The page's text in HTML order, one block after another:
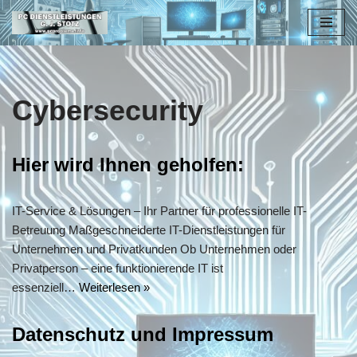
Zum
Inhalt
springen
Cybersecurity
Hier wird Ihnen geholfen:
IT-Service & Lösungen – Ihr Partner für professionelle IT-
Betreuung Maßgeschneiderte IT-Dienstleistungen für
Unternehmen und Privatkunden Ob Unternehmen oder
Privatperson – eine funktionierende IT ist
essenziell…Weiterlesen »
Datenschutz und Impressum